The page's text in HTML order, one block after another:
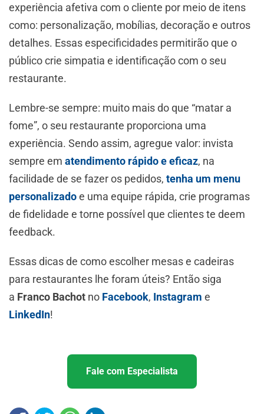
experiência afetiva com o cliente por meio de itens
como: personalização, mobílias, decoração e outros
detalhes. Essas especificidades permitirão que o
público crie simpatia e identificação com o seu
restaurante.
Lembre-se sempre: muito mais do que “matar a
fome”, o seu restaurante proporciona uma
experiência. Sendo assim, agregue valor: invista
sempre em atendimento rápido e eficaz, na
facilidade de se fazer os pedidos, tenha um menu
personalizadoe uma equipe rápida, crie programas
de fidelidade e torne possível que clientes te deem
feedback.
Essas dicas de como escolher mesas e cadeiras
para restaurantes lhe foram úteis? Então siga
a Franco Bachot no Facebook, Instagram e
LinkedIn!
Fale com Especialista